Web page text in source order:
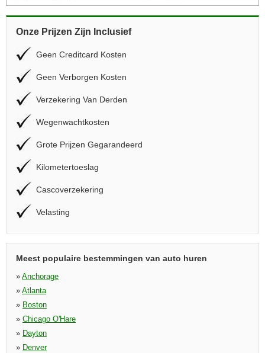
Onze Prijzen Zijn Inclusief
Geen Creditcard Kosten
Geen Verborgen Kosten
Verzekering Van Derden
Wegenwachtkosten
Grote Prijzen Gegarandeerd
Kilometertoeslag
Cascoverzekering
Velasting
Meest populaire bestemmingen van auto huren
» Anchorage
» Atlanta
» Boston
» Chicago O'Hare
» Dayton
» Denver